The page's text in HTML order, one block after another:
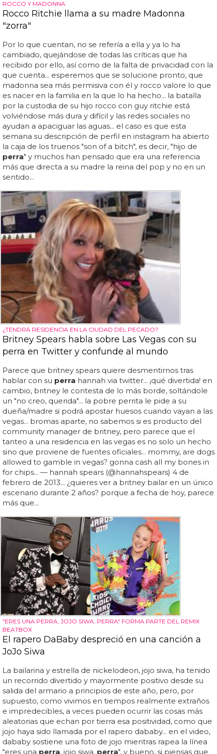
ROCCO Y MADONNA
Rocco Ritchie llama a su madre Madonna
"zorra"
Por lo que cuentan, no se refería a ella y ya lo ha
cambiado, quejándose de todas las críticas que ha
recibido por ello, así como de la falta de privacidad con la
que cuenta... esperemos que se solucione pronto, que
madonna sea más permisiva con él y rocco valore lo que
es nacer en la familia en la que lo ha hecho... la batalla
por la custodia de su hijo rocco con guy ritchie está
volviéndose más dura y difícil y las redes sociales no
ayudan a apaciguar las aguas... el caso es que esta
semana su descripción de perfil en instagram ha abierto
la caja de los truenos "son of a bitch", es decir, "hijo de
perra" y muchos han pensado que era una referencia
más que directa a su madre la reina del pop y no en un
sentido...
¿TENDRÁ RESIDENCIA EN LA CIUDAD DEL PECADO?
Britney Spears habla sobre Las Vegas con su
perra en Twitter y confunde al mundo
Parece que britney spears quiere desmentirnos tras
hablar con su perra hannah via twitter... ¡qué divertida! en
cambio, britney le contesta de lo más borde, soltándole
un "no creo, querida"... la pobre perrita le pide a su
dueña/madre si podrá apostar huesos cuando vayan a las
vegas... bromas aparte, no sabemos si es producto del
community manager de britney, pero parece que el
tanteo a una residencia en las vegas es no solo un hecho
sino que proviene de fuentes oficiales... mommy, are dogs
allowed to gamble in vegas? gonna cash all my bones in
for chips... — hannah spears (@hannahspears) 4 de
febrero de 2013... ¿quieres ver a britney bailar en un único
escenario durante 2 años? porque a fecha de hoy, parece
más que...
"ERES UNA PERRA, JOJO SIWA, PERRA" FORMA PARTE DEL REMIX
BEATBOX
El rapero DaBaby despreció en una canción a
JoJo Siwa
La bailarina y estrella de nickelodeon, jojo siwa, ha tenido
un recorrido divertido y mayormente positivo desde su
salida del armario a principios de este año, pero, por
supuesto, como vivimos en tiempos realmente extraños
e impredecibles, a veces pueden ocurrir las cosas más
aleatorias que echan por tierra esa positividad, como que
jojo haya sido llamada por el rapero dababy... en el video,
dababy sostiene una foto de jojo mientras rapea la línea
"eres una perra, jojo siwa, perra", y bueno, si piensas que